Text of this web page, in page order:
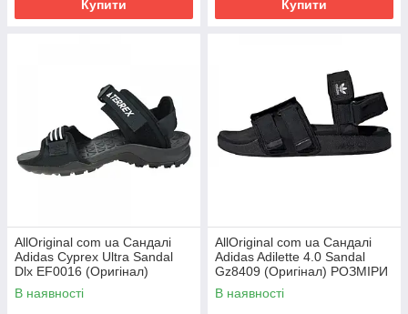
Купити Купити
AllOriginal com ua Сандалі
Adidas Cyprex Ultra Sandal
Dlx EF0016 (Оригінал)
РОЗМІРИ ЗАПИТУЙТЕ
В наявності
AllOriginal com ua Сандалі
Adidas Adilette 4.0 Sandal
Gz8409 (Оригінал) РОЗМІРИ
ЗАПИТУЙТЕ
В наявності